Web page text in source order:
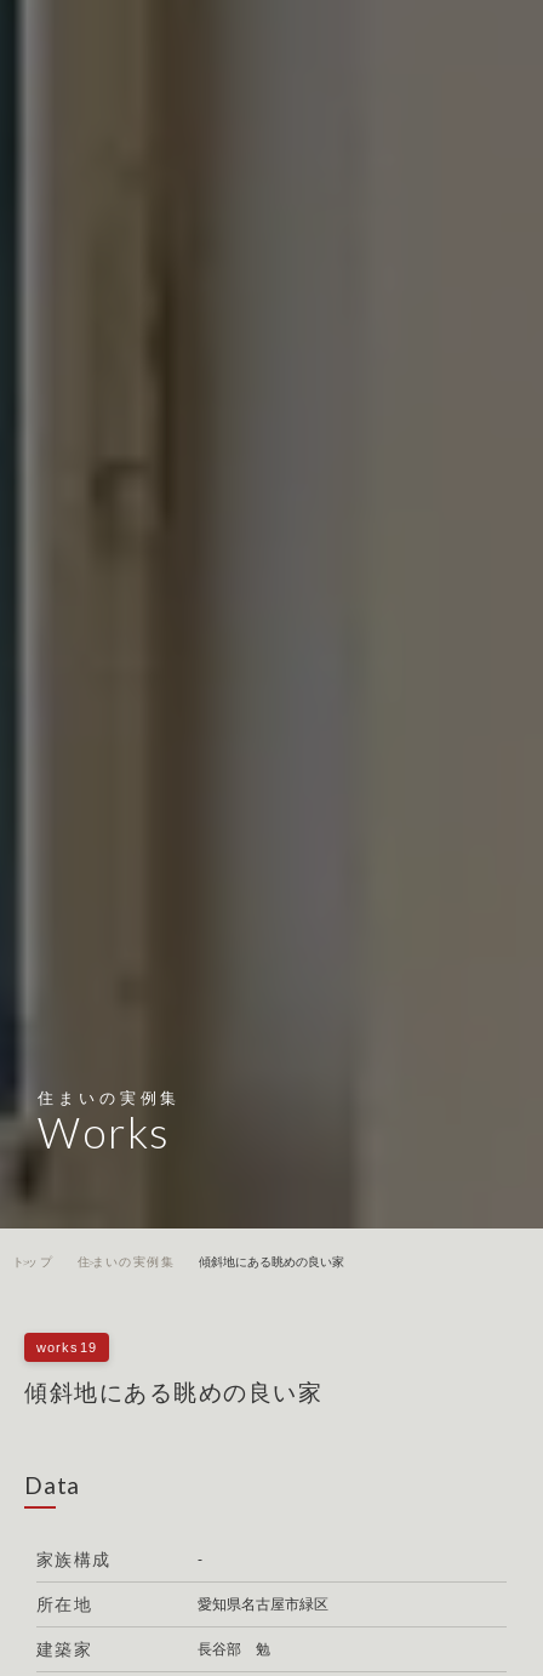
住まいの実例集
Works
トップ 住まいの実例集 傾斜地にある眺めの良い家
works19
傾斜地にある眺めの良い家
Data
家族構成 -
所在地 愛知県名古屋市緑区
建築家 長谷部 勉